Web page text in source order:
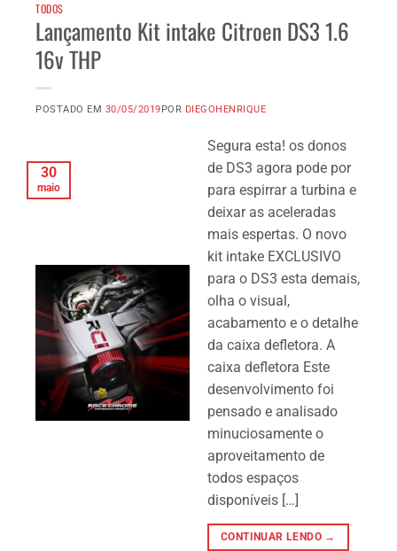
TODOS
Lançamento Kit intake Citroen DS3 1.6
16v THP
POSTADO EM 30/05/2019POR DIEGOHENRIQUE
30
maio
Segura esta! os donos
de DS3 agora pode por
para espirrar a turbina e
deixar as aceleradas
mais espertas. O novo
kit intake EXCLUSIVO
para o DS3 esta demais,
olha o visual,
acabamento e o detalhe
da caixa defletora. A
caixa defletora Este
desenvolvimento foi
pensado e analisado
minuciosamente o
aproveitamento de
todos espaços
disponíveis […]
CONTINUAR LENDO →